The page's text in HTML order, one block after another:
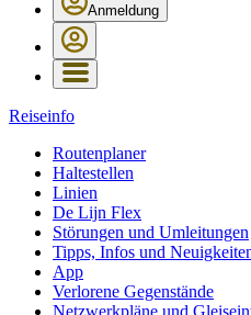
Anmeldung
Reiseinfo
Routenplaner
Haltestellen
Linien
De Lijn Flex
Störungen und Umleitungen
Tipps, Infos und
App
Verlorene Gegenstände
Netzwerkpläne und